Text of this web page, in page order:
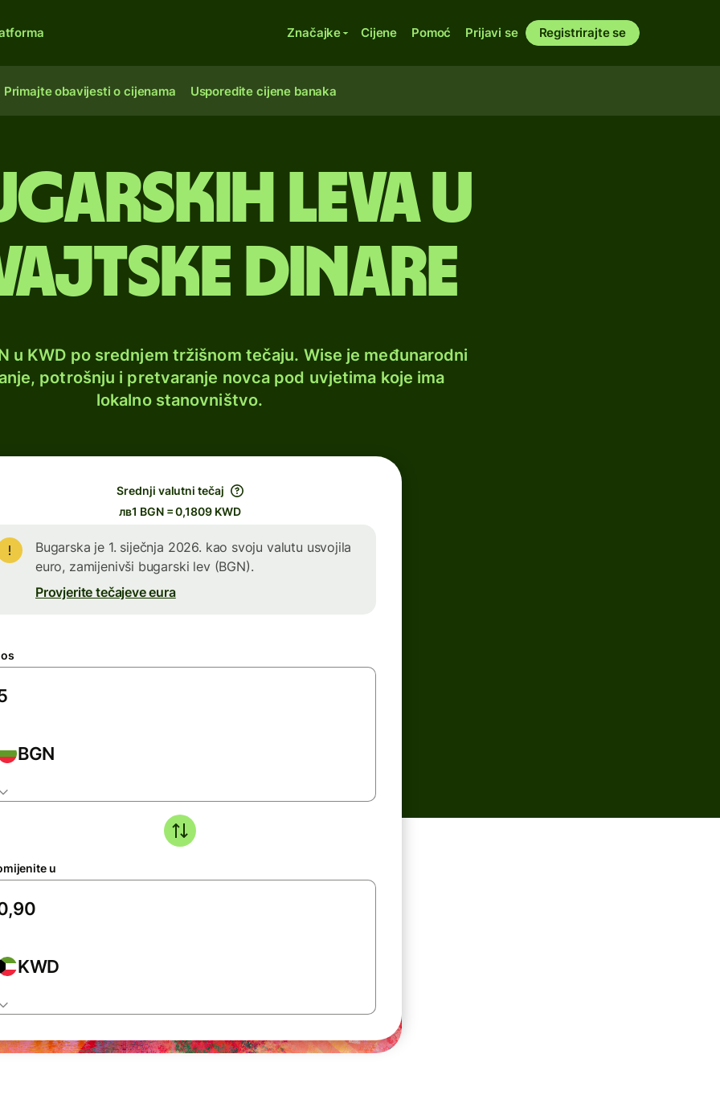
Značajke Cijene Pomoć Prijavi se Registrirajte se
Primajte obavijesti o cijenama Usporedite cijene banaka
leva u
dinare
u KWD po srednjem tržišnom tečaju. Wise je međunarodni
potrošnju i pretvaranje novca pod uvjetima koje ima
lokalno stanovništvo.
Srednji valutni tečaj
лв1 BGN = 0,1809 KWD
Bugarska je 1. siječnja 2026. kao svoju valutu usvojila
euro, zamijenivši bugarski lev (BGN).
Provjerite tečajeve eura
BGN
u
KWD